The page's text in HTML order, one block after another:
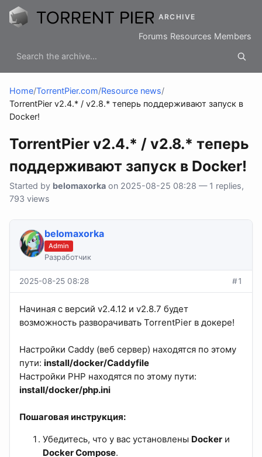
ARCHIVE
Forums Resources Members
Home/TorrentPier.com/Resource news/
TorrentPier v2.4.* / v2.8.* теперь поддерживают запуск в
Docker!
TorrentPier v2.4.* / v2.8.* теперь
поддерживают запуск в Docker!
Started by belomaxorka on 2025-08-25 08:28 — 1 replies,
793 views
belomaxorka
Admin
Разработчик
2025-08-25 08:28 #1
Начиная с версий v2.4.12 и v2.8.7 будет
возможность разворачивать TorrentPier в докере!
Настройки Caddy (веб сервер) находятся по этому
пути: install/docker/Caddyfile
Настройки PHP находятся по этому пути:
install/docker/php.ini
Пошаговая инструкция:
Убедитесь, что у вас установлены Docker и
Docker Compose.